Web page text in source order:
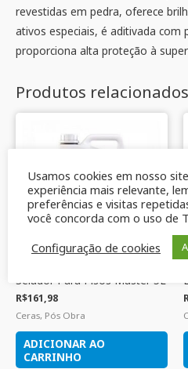
revestidas em pedra, oferece
ativos especiais, é aditivada com
proporciona alta proteção à
Produtos relacionados
Selador Para Pisos Master 5L
R$161,98
Ceras, Pós Obra
ADICIONAR AO
CARRINHO
Usamos cookies em nosso
experiência mais relevante,
preferências e visitas
você concorda com o uso de
Configuração de cookies